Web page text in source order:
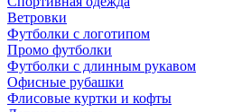
Ветровки
Футболки с логотипом
Промо футболки
Футболки с длинным рукавом
Офисные рубашки
Флисовые куртки и кофты